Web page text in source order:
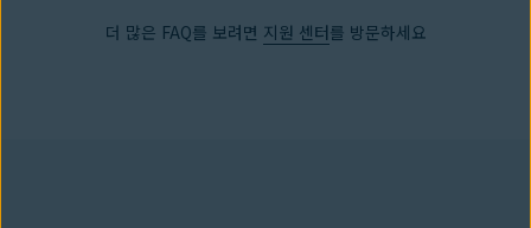
는 고유한 정보입니다.
하거나 작업할 때 필수적인 개인정보 보호 기능을 제공합니다.
용자의 개인 데이터를 사고팔 수 있습니다. 보험 회사에 사용자 정보를
제공할 수도 있습니다. 사용자의 취미와 관련된 온라인 소매업체나 소
습니다. 추적 방지 소프트웨어를 사용하는 것이 중요합니다. Avast
호할 수 없습니다. 추적 방지 소프트웨어는 광고업체와 트래커가 데이
더 많은 FAQ를 보려면 지원 센터를 방문하세요